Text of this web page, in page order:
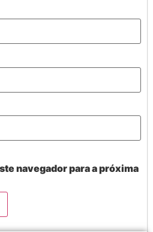
navegador para a próxima